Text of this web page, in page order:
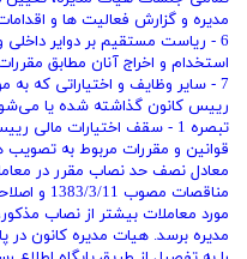
‌مدیره و گزارش فعالیت ‌ها و
6 - ریاست مستقیم بر دوایر
استخدام و اخراج آنان مطابق
7 - سایر وظایف و اختیاراتی که
رییس کانون گذاشته شده یا
تبصره 1 - سقف اختیارات
قوانین و مقررات مربوط به
معادل نصف حد نصاب مقرر در
مناقصات
مورد معاملات بیشتر از نصاب
‌مدیره برسد. هیات ‌مدیره کانون در